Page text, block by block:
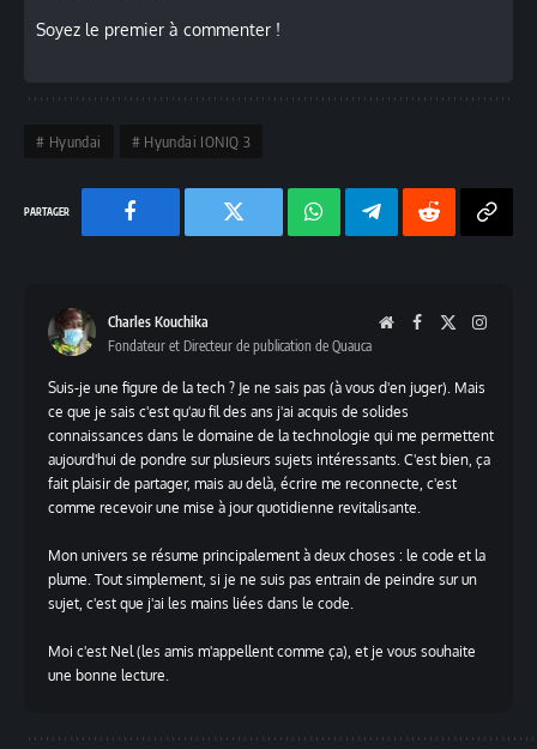
Soyez le premier à commenter !
Hyundai Hyundai IONIQ 3
Facebook Twitter
Chaine
TelegramRedditCopy
Charles Kouchika WebsiteFacebook
Fondateur et Directeur de publication de Quauca
Suis-je une figure de la tech ? Je ne sais pas (à vous d'en juger). Mais
ce que je sais c'est qu'au fil des ans j'ai acquis de solides
connaissances dans le domaine de la technologie qui me permettent
aujourd'hui de pondre sur plusieurs sujets intéressants. C'est bien, ça
fait plaisir de partager, mais au delà, écrire me reconnecte, c'est
comme recevoir une mise à jour quotidienne revitalisante.
Mon univers se résume principalement à deux choses : le code et la
plume. Tout simplement, si je ne suis pas entrain de peindre sur un
sujet, c'est que j'ai les mains liées dans le code.
Moi c'est Nel (les amis m'appellent comme ça), et je vous souhaite
une bonne lecture.